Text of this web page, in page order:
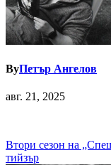
ByПетър Ангелов
авг. 21, 2025
Навигация
Втори сезон на
тийзър